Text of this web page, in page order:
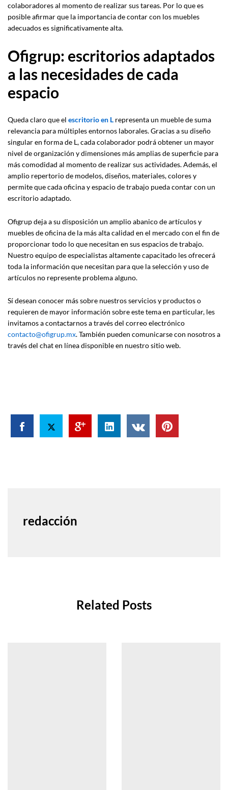
colaboradores al momento de realizar sus tareas. Por lo que es
posible afirmar que la importancia de contar con los muebles
adecuados es significativamente alta.
Ofigrup: escritorios adaptados
a las necesidades de cada
espacio
Queda claro que el escritorio en L representa un mueble de suma
relevancia para múltiples entornos laborales. Gracias a su diseño
singular en forma de L, cada colaborador podrá obtener un mayor
nivel de organización y dimensiones más amplias de superficie para
más comodidad al momento de realizar sus actividades. Además, el
amplio repertorio de modelos, diseños, materiales, colores y
permite que cada oficina y espacio de trabajo pueda contar con un
escritorio adaptado.
Ofigrup deja a su disposición un amplio abanico de artículos y
muebles de oficina de la más alta calidad en el mercado con el fin de
proporcionar todo lo que necesitan en sus espacios de trabajo.
Nuestro equipo de especialistas altamente capacitado les ofrecerá
toda la información que necesitan para que la selección y uso de
artículos no represente problema alguno.
Sí desean conocer más sobre nuestros servicios y productos o
requieren de mayor información sobre este tema en particular, les
invitamos a contactarnos a través del correo electrónico
contacto@ofigrup.mx. También pueden comunicarse con nosotros a
través del chat en línea disponible en nuestro sitio web.
redacción
Related Posts